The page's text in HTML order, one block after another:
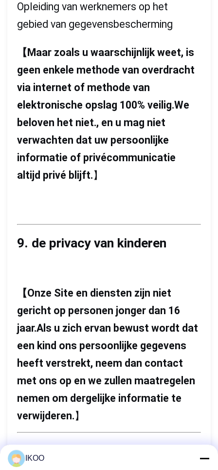
Opleiding van werknemers op het
gebied van gegevensbescherming
【Maar zoals u waarschijnlijk weet, is
geen enkele methode van overdracht
via internet of methode van
elektronische opslag 100% veilig.We
beloven het niet., en u mag niet
verwachten dat uw persoonlijke
informatie of privécommunicatie
altijd privé blijft.】
9. de privacy van kinderen
【Onze Site en diensten zijn niet
gericht op personen jonger dan 16
jaar.Als u zich ervan bewust wordt dat
een kind ons persoonlijke gegevens
heeft verstrekt, neem dan contact
met ons op en we zullen maatregelen
nemen om dergelijke informatie te
verwijderen.】
IKOO